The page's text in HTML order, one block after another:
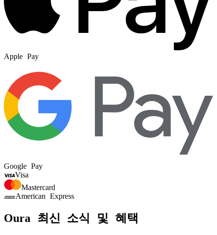
Apple Pay
Google Pay
Visa
Mastercard
American Express
Oura 최신 소식 및 혜택